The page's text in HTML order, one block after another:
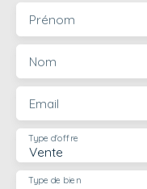
Prénom
Nom
Email
Vente
Type d'offre
Type de bien